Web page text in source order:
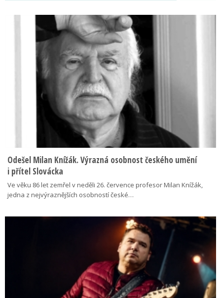
Odešel Milan Knížák. Výrazná osobnost českého umění
i přítel Slovácka
Ve věku 86 let zemřel v neděli 26. července profesor Milan Knížák,
jedna z nejvýraznějších osobností české…